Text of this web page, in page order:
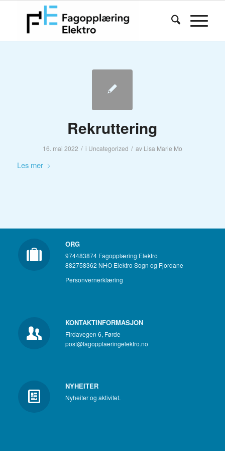
Rekruttering
16. mai 2022 / i Uncategorized / av Lisa Marie Mo
Les mer
ORG
974483874 Fagopplæring Elektro
882758362 NHO Elektro Sogn og Fjordane
Personvernerklæring
KONTAKTINFORMASJON
Firdavegen 6, Førde
post@fagopplaeringelektro.no
NYHEITER
Nyheiter og aktivitet.